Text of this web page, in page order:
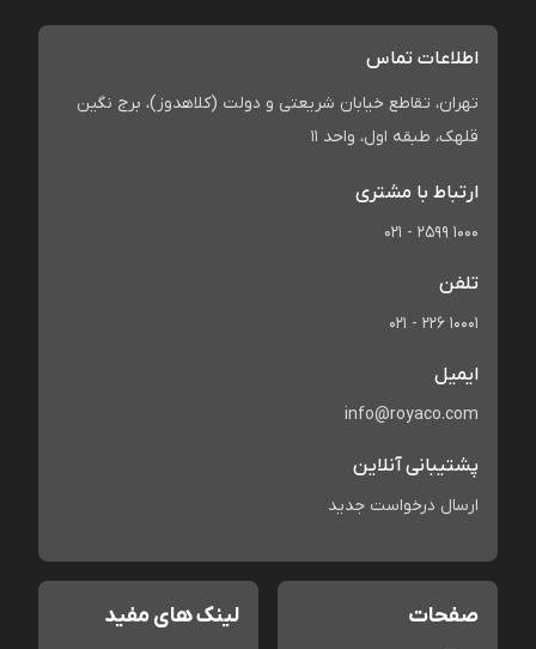
اطلاعات تماس
تهران، تقاطع خیابان شریعتی و دولت (کلاهدوز)، برج نگین
قلهک، طبقه اول، واحد 11
ارتباط با مشتری
021 - 2599 1000
تلفن
021 - 226 10001
ایمیل
info@royaco.com
پشتیبانی آنلاین
ارسال درخواست جدید
صفحات لینک های مفید